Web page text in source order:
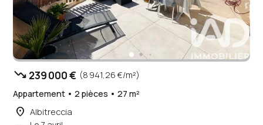
trending_down 239 000 € (8 941,26 €/m²)
Appartement • 2 pièces • 27 m²
place Albitreccia